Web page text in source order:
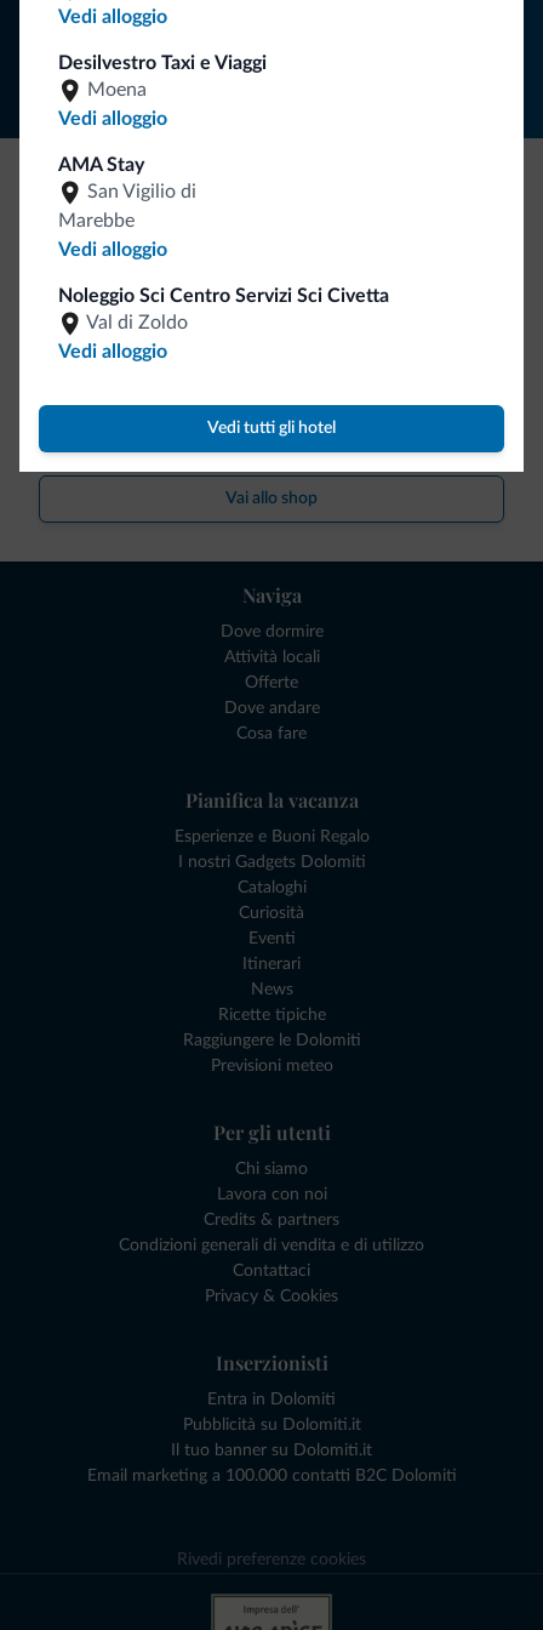
Vedi alloggio
Desilvestro Taxi e Viaggi
Moena
Vedi alloggio
AMA Stay
San Vigilio di
Marebbe
Vedi alloggio
Noleggio Sci Centro Servizi Sci Civetta
Val di Zoldo
Vedi alloggio
Vedi tutti gli hotel
Be Original, scopri la nuova collezione
Ce l'avete chiesto in tanti. Ecco la nuova collezione firmata
Vai allo shop
Naviga
Dove dormire
Attività locali
Offerte
Dove andare
Cosa fare
Pianifica la vacanza
Esperienze e Buoni Regalo
I nostri Gadgets Dolomiti
Cataloghi
Curiosità
Eventi
Itinerari
News
Ricette tipiche
Raggiungere le Dolomiti
Previsioni meteo
Per gli utenti
Chi siamo
Lavora con noi
Credits & partners
Condizioni generali di vendita e di utilizzo
Contattaci
Privacy & Cookies
Inserzionisti
Entra in Dolomiti
Pubblicità su Dolomiti.it
Il tuo banner su Dolomiti.it
Email marketing a 100.000 contatti B2C Dolomiti
Rivedi preferenze cookies